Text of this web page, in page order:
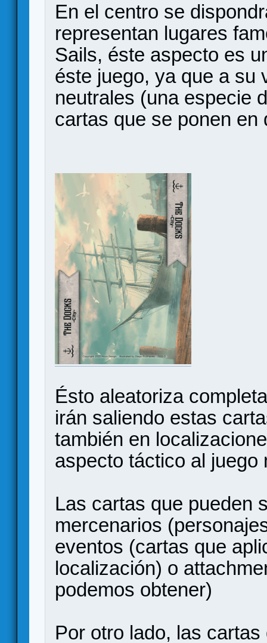
En el centro se
representan lugares
Sails, éste aspecto es
éste juego, ya que a su
neutrales (una especie
cartas que se ponen
Ésto aleatoriza
irán saliendo estas
también en
aspecto táctico al juego
Las cartas que pueden
mercenarios
eventos (cartas que
localización) o
podemos obtener)
Por otro lado, las